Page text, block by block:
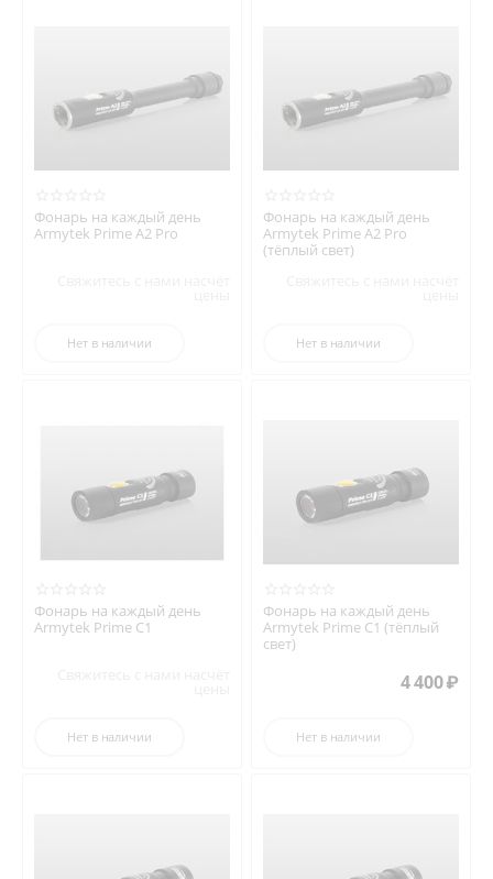
Фонарь на каждый день
Armytek Prime A2 Pro
Нет в наличии
Фонарь на каждый день
Armytek Prime A2 Pro
(тёплый свет)
Нет в наличии
Фонарь на каждый день
Armytek Prime C1
Нет в наличии
Фонарь на каждый день
Armytek Prime C1 (тёплый
свет)
4 400₽
Нет в наличии